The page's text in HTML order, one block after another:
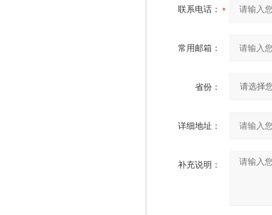
联系电话：
常用邮箱：
省份：
详细地址：
补充说明：